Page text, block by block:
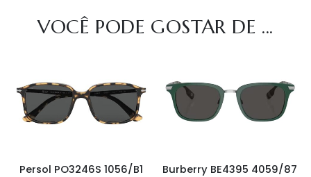
VOCÊ PODE GOSTAR DE ...
Persol PO3246S 1056/B1 Burberry BE4395 4059/87